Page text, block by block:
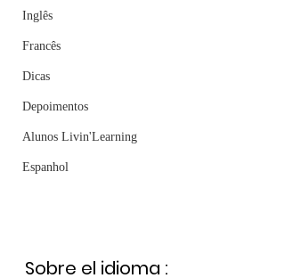
Inglês
Francês
Dicas
Depoimentos
Alunos Livin'Learning
Espanhol
Sobre el idioma :